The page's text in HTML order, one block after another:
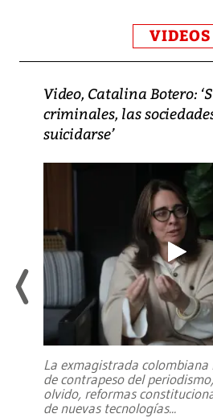
VIDEOS
Video, Catalina Botero:
criminales, las
suicidarse’
La exmagistrada colombiana
de contrapeso del
olvido, reformas
de nuevas tecnologías...